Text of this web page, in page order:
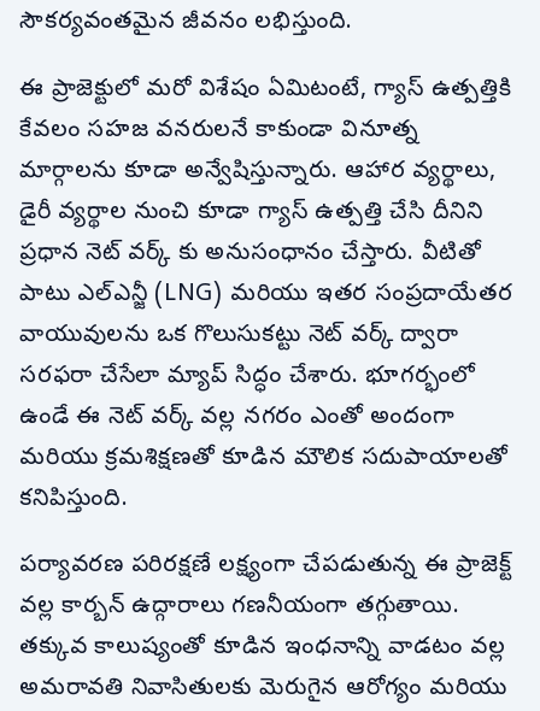
సౌకర్యవంతమైన జీవనం లభిస్తుంది.
ఈ ప్రాజెక్టులో మరో విశేషం ఏమిటంటే, గ్యాస్ ఉత్పత్తికి
కేవలం సహజ వనరులనే కాకుండా వినూత్న
మార్గాలను కూడా అన్వేషిస్తున్నారు. ఆహార వ్యర్థాలు,
డైరీ వ్యర్థాల నుంచి కూడా గ్యాస్ ఉత్పత్తి చేసి దీనిని
ప్రధాన నెట్ వర్క్ కు అనుసంధానం చేస్తారు. వీటితో
పాటు ఎల్ఎన్జీ (LNG) మరియు ఇతర సంప్రదాయేతర
వాయువులను ఒక గొలుసుకట్టు నెట్ వర్క్ ద్వారా
సరఫరా చేసేలా మ్యాప్ సిద్ధం చేశారు. భూగర్భంలో
ఉండే ఈ నెట్ వర్క్ వల్ల నగరం ఎంతో అందంగా
మరియు క్రమశిక్షణతో కూడిన మౌలిక సదుపాయాలతో
కనిపిస్తుంది.
పర్యావరణ పరిరక్షణే లక్ష్యంగా చేపడుతున్న ఈ ప్రాజెక్ట్
వల్ల కార్బన్ ఉద్గారాలు గణనీయంగా తగ్గుతాయి.
తక్కువ కాలుష్యంతో కూడిన ఇంధనాన్ని వాడటం వల్ల
అమరావతి నివాసితులకు మెరుగైన ఆరోగ్యం మరియు